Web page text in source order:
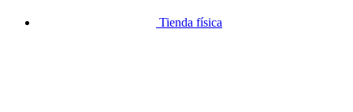
Tienda física